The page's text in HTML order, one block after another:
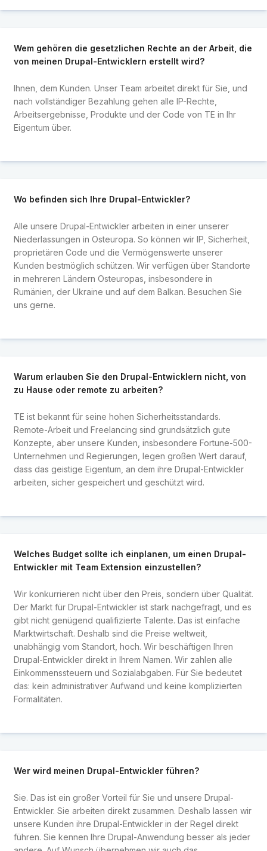
Wem gehören die gesetzlichen Rechte an der Arbeit, die
von meinen Drupal-Entwicklern erstellt wird?
Ihnen, dem Kunden. Unser Team arbeitet direkt für Sie, und
nach vollständiger Bezahlung gehen alle IP-Rechte,
Arbeitsergebnisse, Produkte und der Code von TE in Ihr
Eigentum über.
Wo befinden sich Ihre Drupal-Entwickler?
Alle unsere Drupal-Entwickler arbeiten in einer unserer
Niederlassungen in Osteuropa. So können wir IP, Sicherheit,
proprietären Code und die Vermögenswerte unserer
Kunden bestmöglich schützen. Wir verfügen über Standorte
in mehreren Ländern Osteuropas, insbesondere in
Rumänien, der Ukraine und auf dem Balkan. Besuchen Sie
uns gerne.
Warum erlauben Sie den Drupal-Entwicklern nicht, von
zu Hause oder remote zu arbeiten?
TE ist bekannt für seine hohen Sicherheitsstandards.
Remote-Arbeit und Freelancing sind grundsätzlich gute
Konzepte, aber unsere Kunden, insbesondere Fortune-500-
Unternehmen und Regierungen, legen großen Wert darauf,
dass das geistige Eigentum, an dem ihre Drupal-Entwickler
arbeiten, sicher gespeichert und geschützt wird.
Welches Budget sollte ich einplanen, um einen Drupal-
Entwickler mit Team Extension einzustellen?
Wir konkurrieren nicht über den Preis, sondern über Qualität.
Der Markt für Drupal-Entwickler ist stark nachgefragt, und es
gibt nicht genügend qualifizierte Talente. Das ist einfache
Marktwirtschaft. Deshalb sind die Preise weltweit,
unabhängig vom Standort, hoch. Wir beschäftigen Ihren
Drupal-Entwickler direkt in Ihrem Namen. Wir zahlen alle
Einkommenssteuern und Sozialabgaben. Für Sie bedeutet
das: kein administrativer Aufwand und keine komplizierten
Formalitäten.
Wer wird meinen Drupal-Entwickler führen?
Sie. Das ist ein großer Vorteil für Sie und unsere Drupal-
Entwickler. Sie arbeiten direkt zusammen. Deshalb lassen wir
unsere Kunden ihre Drupal-Entwickler in der Regel direkt
führen. Sie kennen Ihre Drupal-Anwendung besser als jeder